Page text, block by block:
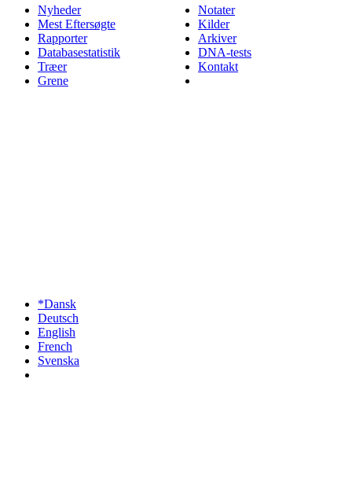
Nyheder
Mest Eftersøgte
Rapporter
Databasestatistik
Træer
Grene
Notater
Kilder
Arkiver
DNA-tests
Kontakt
*Dansk
Deutsch
English
French
Svenska